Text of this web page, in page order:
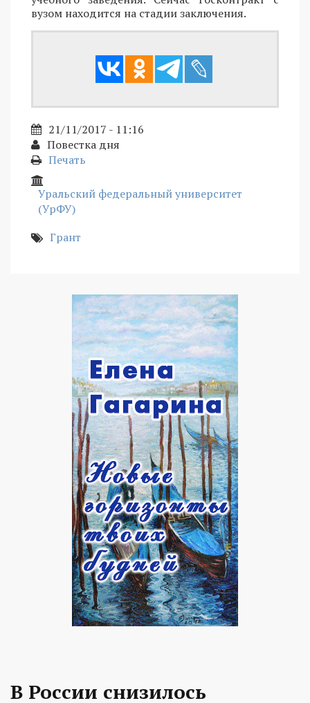
вузом находится на стадии заключения.
21/11/2017 - 11:16
Повестка дня
Печать
Уральский федеральный университет
(УрФУ)
Грант
В России снизилось